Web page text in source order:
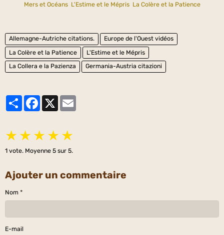
Mers et Océans L'Estime et le Mépris La Colère et la Patience
Allemagne-Autriche citations.
Europe de l'Ouest vidéos
La Colère et la Patience
L'Estime et le Mépris
La Collera e la Pazienza
Germania-Austria citazioni
PartagerFacebook
★ ★ ★ ★ ★
1 vote. Moyenne 5 sur 5.
Ajouter un commentaire
Nom
E-mail